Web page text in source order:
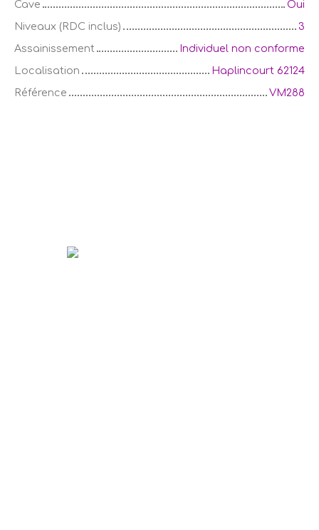
Cave
Oui
Niveaux (RDC inclus)
3
Assainissement
Individuel non conforme
Localisation
Haplincourt 62124
Référence
VM288